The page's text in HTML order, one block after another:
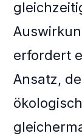
erfordert
Ansatz,